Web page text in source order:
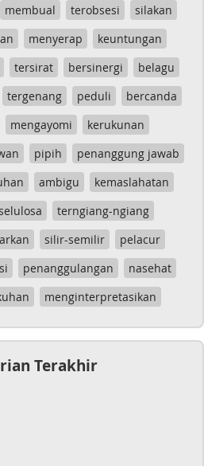
membual terobsesi
silakan
menyerap
keuntungan
tersirat bersinergi
belagu
tergenang peduli
bercanda
mengayomi
kerukunan
pipih
penanggung jawab
ambigu
kemaslahatan
terngiang-ngiang
silir-semilir
pelacur
penanggulangan
nasehat
menginterpretasikan
Terakhir